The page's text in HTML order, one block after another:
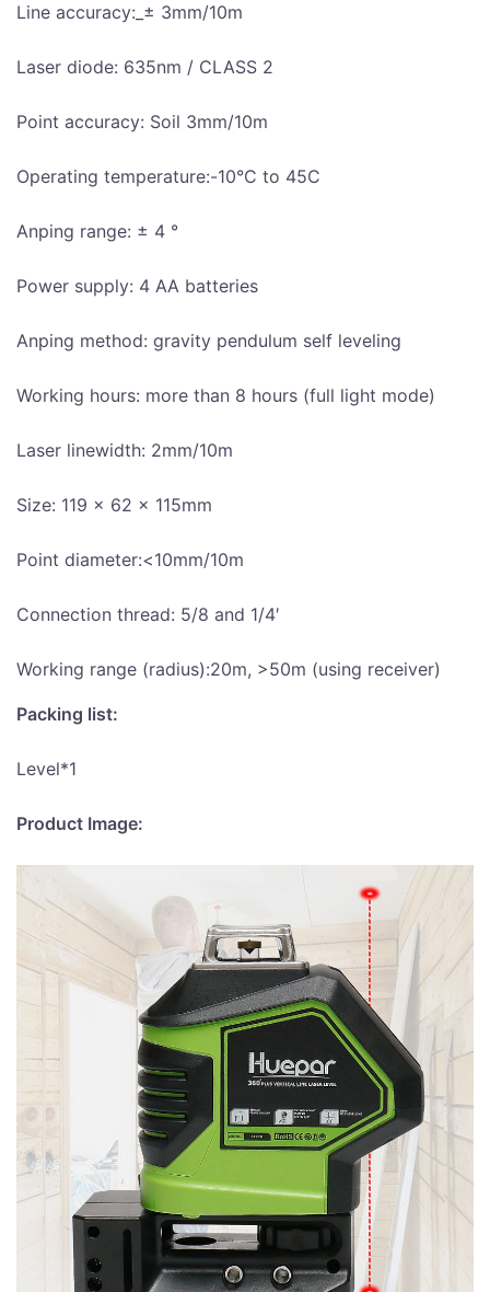
Line accuracy:_± 3mm/10m
Laser diode: 635nm / CLASS 2
Point accuracy: Soil 3mm/10m
Operating temperature:-10°C to 45C
Anping range: ± 4 °
Power supply: 4 AA batteries
Anping method: gravity pendulum self leveling
Working hours: more than 8 hours (full light mode)
Laser linewidth: 2mm/10m
Size: 119 × 62 × 115mm
Point diameter:<10mm/10m
Connection thread: 5/8 and 1/4′
Working range (radius):20m, >50m (using receiver)
Packing list:
Level*1
Product Image: